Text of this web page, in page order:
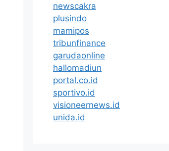
newscakra
plusindo
mamipos
tribunfinance
garudaonline
hallomadiun
portal.co.id
sportivo.id
visioneernews.id
unida.id